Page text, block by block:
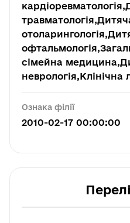
сімейна
неврологія,Клінічна
Ознака філії
2010-02-17 00:00:00